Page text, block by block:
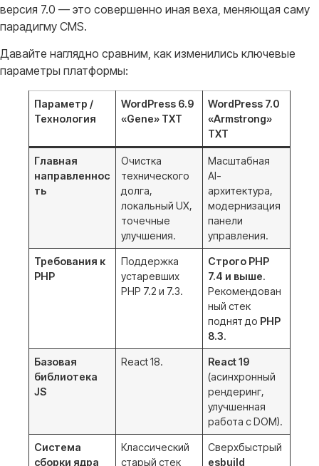
версия 7.0 — это совершенно иная веха, меняющая саму
парадигму CMS.
Давайте наглядно сравним, как изменились ключевые
параметры платформы:
Параметр /
Технология
WordPress 6.9
«Gene» TXT
WordPress 7.0
«Armstrong»
TXT
Главная
направленнос
ть
Очистка
технического
долга,
локальный UX,
точечные
улучшения.
Масштабная
AI-
архитектура,
модернизация
панели
управления.
Требования к
PHP
Поддержка
устаревших
PHP 7.2 и 7.3.
Строго PHP
7.4 и выше.
Рекомендован
ный стек
поднят до PHP
8.3.
Базовая
библиотека
JS
React 18.
React 19
(асинхронный
рендеринг,
улучшенная
работа с DOM).
Система
сборки ядра
Классический
старый стек
Сверхбыстрый
esbuild